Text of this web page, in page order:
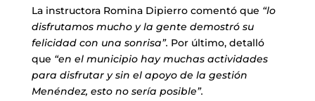
La instructora Romina Dipierro comentó que “lo
disfrutamos mucho y la gente demostró su
felicidad con una sonrisa”. Por último, detalló
que “en el municipio hay muchas actividades
para disfrutar y sin el apoyo de la gestión
Menéndez, esto no sería posible”.